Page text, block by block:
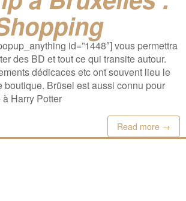
id=”1448″] vous permettra
des BD et tout ce qui transite autour.
dédicaces etc ont souvent lieu le
boutique. Brüsel est aussi connu pour
Harry Potter
Read more →